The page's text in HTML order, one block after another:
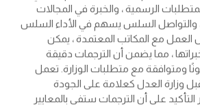
الرسمية ، والخبرة في المجالات
، والتواصل السلس يسهم في الأداء السلس
العمل مع المكاتب المعتمدة ، يمكن
، مما يضمن أن الترجمات دقيقة
ومتوافقة مع متطلبات الوزارة. تعمل
وزارة العدل كعلامة على الجودة
التأكيد على أن الترجمات ستفي بالمعايير